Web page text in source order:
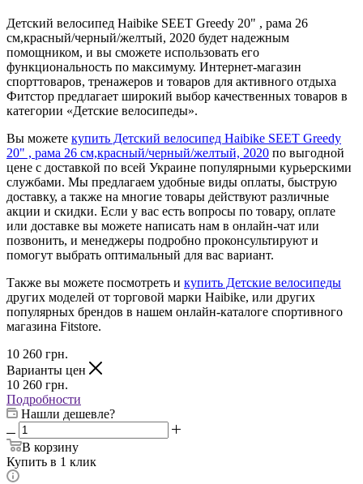
Детский велосипед Haibike SEET Greedy 20" , рама 26
см,красный/черный/желтый, 2020 будет надежным
помощником, и вы сможете использовать его
функциональность по максимуму. Интернет-магазин
спорттоваров, тренажеров и товаров для активного отдыха
Фитстор предлагает широкий выбор качественных товаров в
категории «Детские велосипеды».
Вы можете купить Детский велосипед Haibike SEET Greedy
20" , рама 26 см,красный/черный/желтый, 2020 по выгодной
цене с доставкой по всей Украине популярными курьерскими
службами. Мы предлагаем удобные виды оплаты, быструю
доставку, а также на многие товары действуют различные
акции и скидки. Если у вас есть вопросы по товару, оплате
или доставке вы можете написать нам в онлайн-чат или
позвонить, и менеджеры подробно проконсультируют и
помогут выбрать оптимальный для вас вариант.
Также вы можете посмотреть и купить Детские велосипеды
других моделей от торговой марки Haibike, или других
популярных брендов в нашем онлайн-каталоге спортивного
магазина Fitstore.
10 260 грн.
Варианты цен
10 260 грн.
Подробности
Нашли дешевле?
В корзину
Купить в 1 клик